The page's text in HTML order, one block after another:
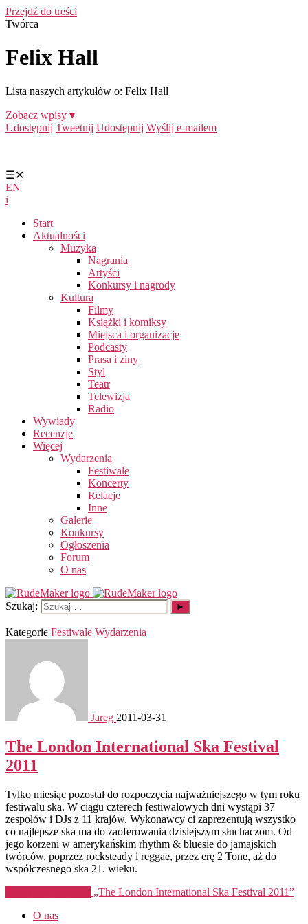
Przejdź do treści
Twórca
Felix Hall
Lista naszych artykułów o: Felix Hall
Zobacz wpisy ▾
Udostępnij Tweetnij Udostępnij Wyślij e-mailem
☰✕
EN
i
Start
Aktualności
Muzyka
Nagrania
Artyści
Konkursy i nagrody
Kultura
Filmy
Książki i komiksy
Miejsca i organizacje
Podcasty
Prasa i ziny
Styl
Teatr
Telewizja
Radio
Wywiady
Recenzje
Więcej
Wydarzenia
Festiwale
Koncerty
Relacje
Inne
Galerie
Konkursy
Ogłoszenia
Forum
O nas
Szukaj:
Kategorie Festiwale Wydarzenia
Jareg 2011-03-31
The London International Ska Festival
2011
Tylko miesiąc pozostał do rozpoczęcia najważniejszego w tym roku
festiwalu ska. W ciągu czterech festiwalowych dni wystąpi 37
zespołów i DJs z 11 krajów. Wykonawcy ci zaprezentują wszystko
co najlepsze ska ma do zaoferowania dzisiejszym słuchaczom. Od
jego korzeni w amerykańskim rhythm & bluesie do jamajskich
twórców, poprzez rocksteady i reggae, przez erę 2 Tone, aż do
współczesnego ska 21. wieku.
„The London International Ska Festival 2011”
O nas